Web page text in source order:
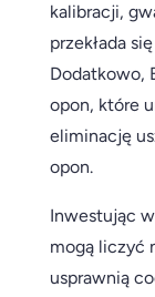
kalibracji,
przekłada
Dodatkowo,
opon, które
eliminację
opon.
Inwestując
mogą liczyć
usprawnią